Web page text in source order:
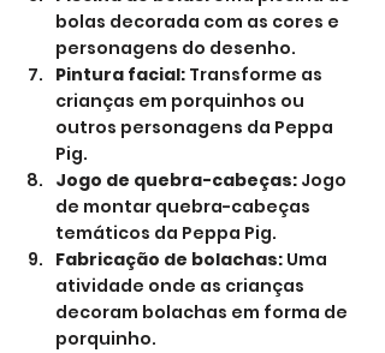
bolas decorada com as cores e
personagens do desenho.
Pintura facial: Transforme as
crianças em porquinhos ou
outros personagens da Peppa
Pig.
Jogo de quebra-cabeças: Jogo
de montar quebra-cabeças
temáticos da Peppa Pig.
Fabricação de bolachas: Uma
atividade onde as crianças
decoram bolachas em forma de
porquinho.